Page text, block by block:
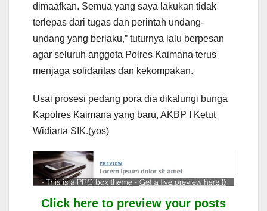
dimaafkan. Semua yang saya lakukan tidak
terlepas dari tugas dan perintah undang-
undang yang berlaku,” tuturnya lalu berpesan
agar seluruh anggota Polres Kaimana terus
menjaga solidaritas dan kekompakan.
Usai prosesi pedang pora dia dikalungi bunga
Kapolres Kaimana yang baru, AKBP I Ketut
Widiarta SIK.(yos)
Click here to preview your posts